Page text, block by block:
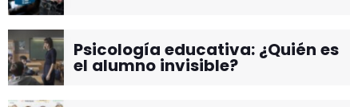
Psicología educativa: ¿Quién es
el alumno invisible?